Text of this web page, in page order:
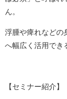
ん。
浮腫や痺れなどの
へ幅広く活用でき
【セミナー紹介】